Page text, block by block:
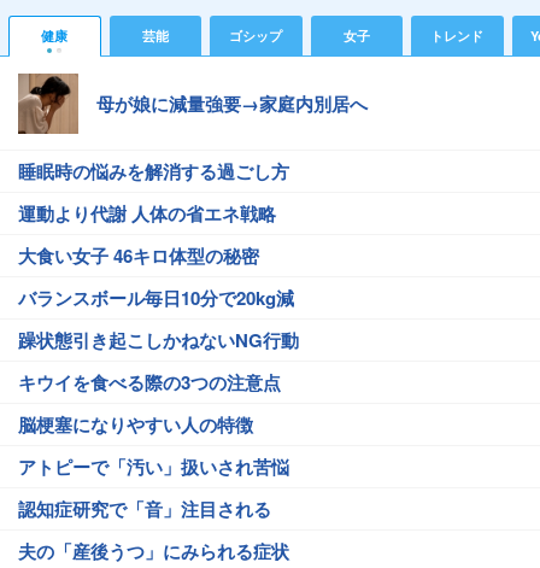
健康 芸能 ゴシップ 女子 トレンド
母が娘に減量強要→家庭内別居へ
睡眠時の悩みを解消する過ごし方
運動より代謝 人体の省エネ戦略
大食い女子 46キロ体型の秘密
バランスボール毎日10分で20kg減
躁状態引き起こしかねないNG行動
キウイを食べる際の3つの注意点
脳梗塞になりやすい人の特徴
アトピーで「汚い」扱いされ苦悩
認知症研究で「音」注目される
夫の「産後うつ」にみられる症状